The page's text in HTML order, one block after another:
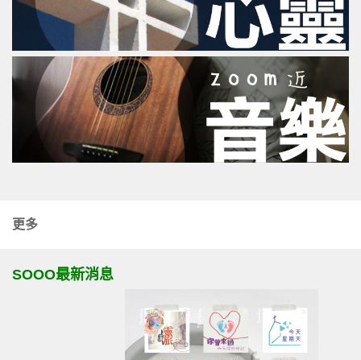
更多
SOOO最新消息